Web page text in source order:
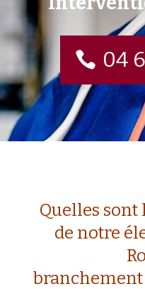
04
Quelles
de notre